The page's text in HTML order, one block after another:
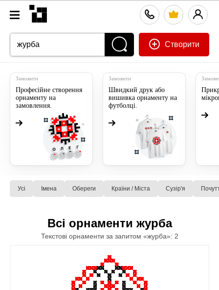
Створити
Замовити
Професійне створення
орнаменту на
замовлення.
Замовити
Швидкий друк або
вишивка орнаменту на
футболці.
Усі Імена Обереги Країни / Міста Сузiр'я
Всі орнаменти журба
Текстові орнаменти за запитом «журба»: 2